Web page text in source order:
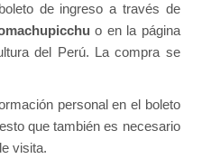
de ingreso a través de
o en la página
del Perú. La compra se
personal en el boleto
que también es necesario
visita.